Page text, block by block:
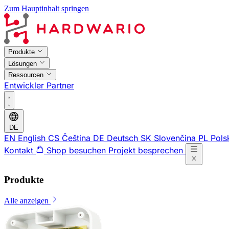
Zum Hauptinhalt springen
Produkte
Lösungen
Ressourcen
Entwickler Partner
DE
EN English CS Čeština DE Deutsch SK Slovenčina PL
Kontakt
Shop besuchen Projekt besprechen
Produkte
Alle anzeigen